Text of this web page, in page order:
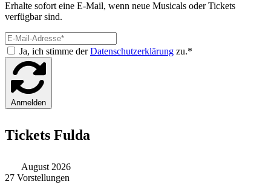
Erhalte sofort eine E-Mail, wenn neue Musicals oder Tickets
verfügbar sind.
Ja, ich stimme derDatenschutzerklärung zu.*
Anmelden
Tickets Fulda
August 2026
27 Vorstellungen